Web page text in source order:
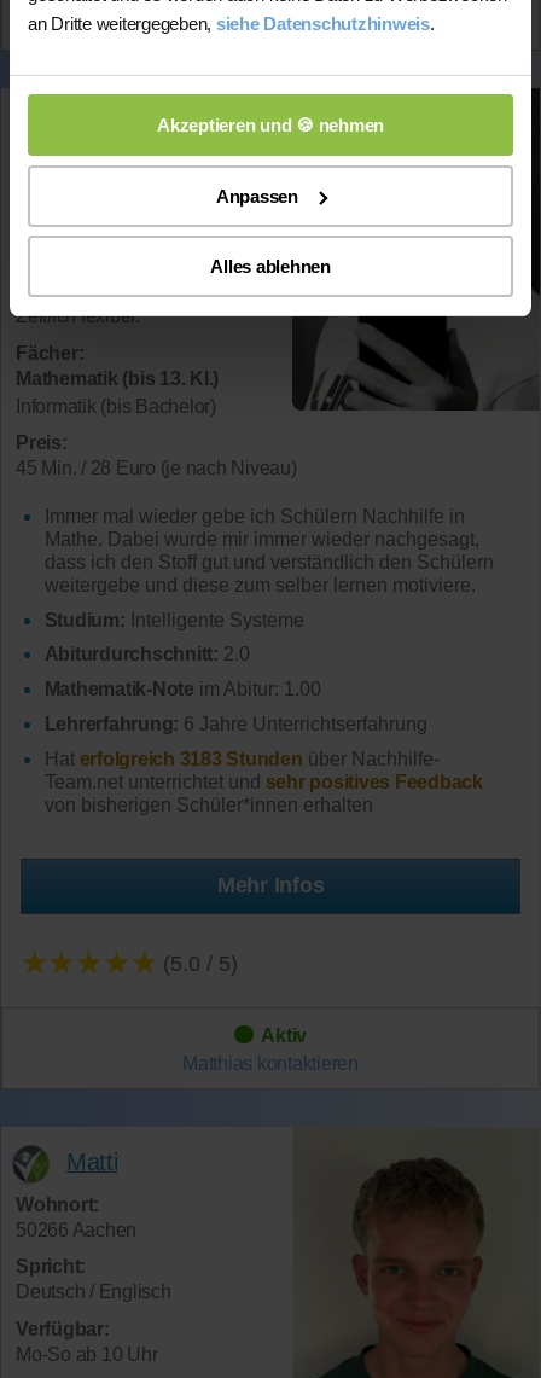
an Dritte weitergegeben, siehe Datenschutzhinweis.
Akzeptieren und 🍪 nehmen
Anpassen
Alles ablehnen
Florian kontaktieren
Wohnort:
Spricht:
Verfügbar:
Zeitlich fexibel.
Fächer:
Mathematik (bis 13. Kl.)
Informatik (bis Bachelor)
Preis:
45 Min. / 28 Euro (je nach Niveau)
Immer mal wieder gebe ich Schülern Nachhilfe in
Mathe. Dabei wurde mir immer wieder nachgesagt,
dass ich den Stoff gut und verständlich den Schülern
weitergebe und diese zum selber lernen motiviere.
Studium: Intelligente Systeme
Abiturdurchschnitt: 2.0
Mathematik-Note im Abitur: 1.00
Lehrerfahrung: 6 Jahre Unterrichtserfahrung
Hat erfolgreich 3183 Stunden über Nachhilfe-
Team.net unterrichtet und sehr positives Feedback
von bisherigen Schüler*innen erhalten
Mehr Infos
★★★★★ (5.0 / 5)
Aktiv
Matthias kontaktieren
Matti
Wohnort:
50266 Aachen
Spricht:
Deutsch / Englisch
Verfügbar:
Mo-So ab 10 Uhr